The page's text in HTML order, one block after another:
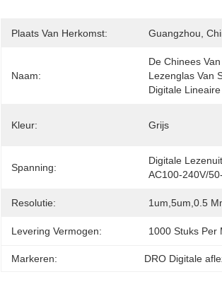
Plaats Van Herkomst: Guangzhou,
Naam:
De Chinees
Lezenglas Van
Digitale
Kleur: Grijs
Spanning:
Digitale
AC100-240V/
Resolutie: 1um,5um,0.5
Levering Vermogen: 1000 Stuks Per
Markeren: DRO Digitale